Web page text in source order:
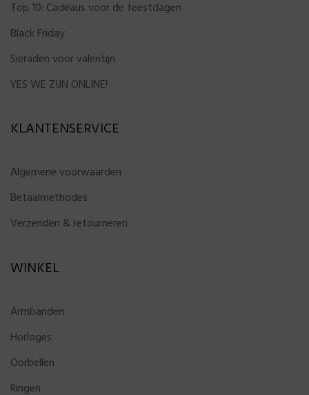
Top 10: Cadeaus voor de feestdagen
Black Friday
Sieraden voor valentijn
YES WE ZIJN ONLINE!
KLANTENSERVICE
Algemene voorwaarden
Betaalmethodes
Verzenden & retourneren
WINKEL
Armbanden
Horloges
Oorbellen
Ringen